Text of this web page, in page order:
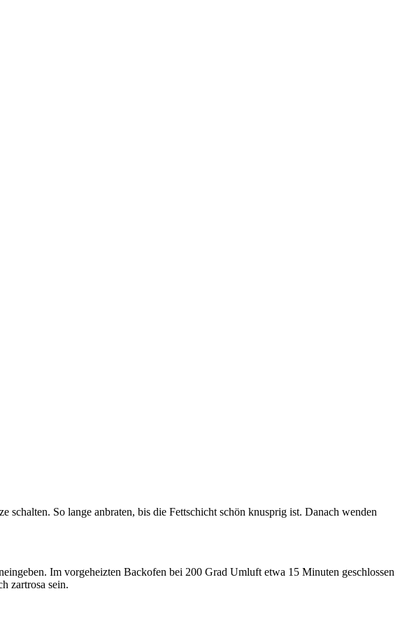
So lange anbraten, bis die Fettschicht schön knusprig ist. Danach wenden
Im vorgeheizten Backofen bei 200 Grad Umluft etwa 15 Minuten geschlossen
zartrosa sein.